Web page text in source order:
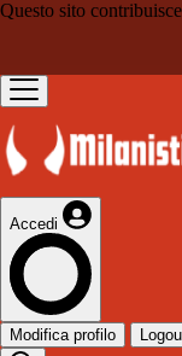
Questo sito
Accedi
Modifica profilo